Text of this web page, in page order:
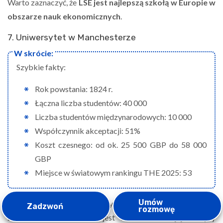
Zadzwoń Umów
rozmowę
Warto zaznaczyć, że
LSE jest najlepszą szkołą w Europie w
obszarze nauk ekonomicznych
7. Uniwersytet w Manchesterze
Szybkie fakty:
Rok powstania: 1824 r.
Łączna liczba studentów: 40 000
Liczba studentów międzynarodowych: 10 000
Współczynnik akceptacji: 51%
Koszt czesnego: od ok. 25 500 GBP do 58 000
GBP
Miejsce w światowym rankingu THE 2025: 53
Manchester to tętniące życiem miasto w północno-
zachodniej Anglii, które jest znane ze swojej drużyny